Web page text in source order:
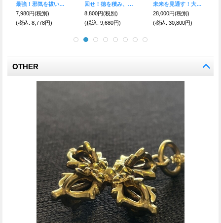
強力な力を持ち、厄・災難を振り払う！最強のお守り 密教法具 バジュラ ゴールドネックレス
3,980円(税別)
(税込: 4,378円)
回る！様々な幸福を呼び寄せる・チベット密教の法具・マニ車 ネックレス Silver925
10,000円(税別)
(税込: 11,000円)
強力な力を持ち、厄・災難を振り払う！最強のお守り 密教法具 バジュラ ゴールドペンダント
4,200円(税別)
(税込: 4,620円)
OTHER